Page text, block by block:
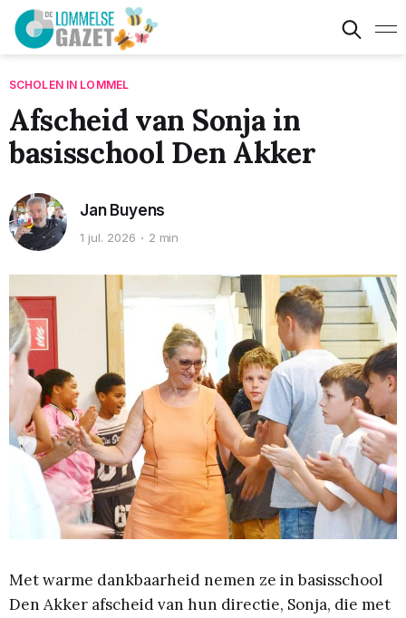
SCHOLEN IN LOMMEL
Afscheid van Sonja in
basisschool Den Akker
Jan Buyens
1 jul. 2026 2 min
Met warme dankbaarheid nemen ze in basisschool
Den Akker afscheid van hun directie, Sonja, die met